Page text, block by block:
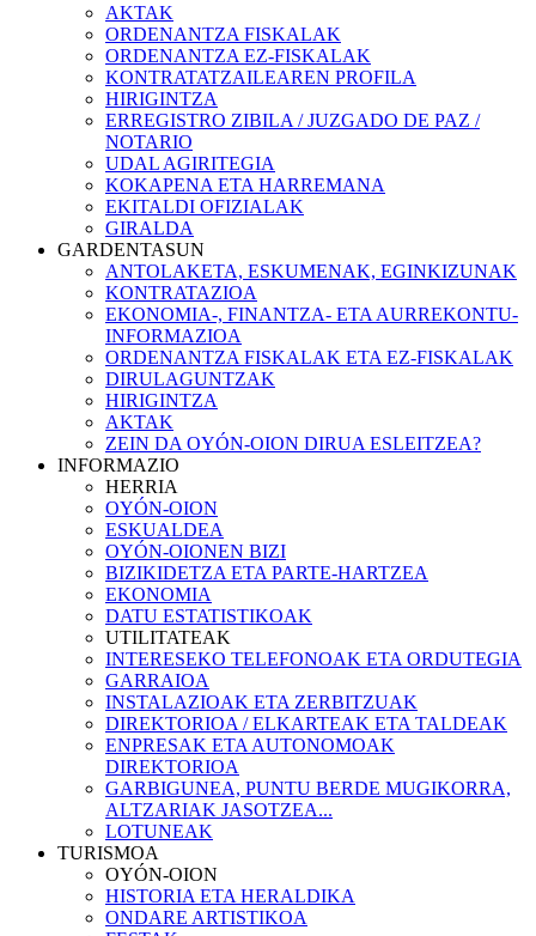
AKTAK
ORDENANTZA FISKALAK
ORDENANTZA EZ-FISKALAK
KONTRATATZAILEAREN PROFILA
HIRIGINTZA
ERREGISTRO ZIBILA / JUZGADO DE PAZ /
NOTARIO
UDAL AGIRITEGIA
KOKAPENA ETA HARREMANA
EKITALDI OFIZIALAK
GIRALDA
GARDENTASUN
ANTOLAKETA, ESKUMENAK, EGINKIZUNAK
KONTRATAZIOA
EKONOMIA-, FINANTZA- ETA AURREKONTU-
INFORMAZIOA
ORDENANTZA FISKALAK ETA EZ-FISKALAK
DIRULAGUNTZAK
HIRIGINTZA
AKTAK
ZEIN DA OYÓN-OION DIRUA ESLEITZEA?
INFORMAZIO
HERRIA
OYÓN-OION
ESKUALDEA
OYÓN-OIONEN BIZI
BIZIKIDETZA ETA PARTE-HARTZEA
EKONOMIA
DATU ESTATISTIKOAK
UTILITATEAK
INTERESEKO TELEFONOAK ETA ORDUTEGIA
GARRAIOA
INSTALAZIOAK ETA ZERBITZUAK
DIREKTORIOA / ELKARTEAK ETA TALDEAK
ENPRESAK ETA AUTONOMOAK
DIREKTORIOA
GARBIGUNEA, PUNTU BERDE MUGIKORRA,
ALTZARIAK JASOTZEA...
LOTUNEAK
TURISMOA
OYÓN-OION
HISTORIA ETA HERALDIKA
ONDARE ARTISTIKOA